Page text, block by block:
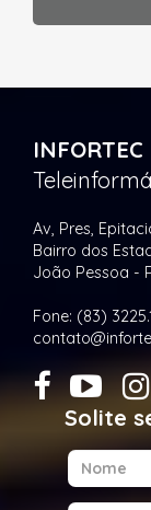
INFORTEC
Av, Pres,
Bairro dos
João Pessoa -
Fone: (83)
Solite